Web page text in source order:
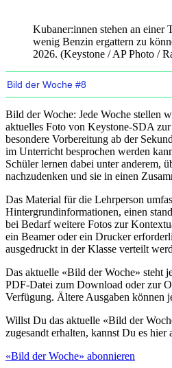
Kubaner:innen stehen an einer
wenig Benzin ergattern zu
2026. (Keystone / AP Photo /
Bild der Woche #8
Bild der Woche: Jede Woche stellen
aktuelles Foto von Keystone-SDA
besondere Vorbereitung ab der
im Unterricht besprochen werden
Schüler lernen dabei unter anderem,
nachzudenken und sie in einen
Das Material für die Lehrperson
Hintergrundinformationen, einen
bei Bedarf weitere Fotos zur
ein Beamer oder ein Drucker
ausgedruckt in der Klasse verteilt
Das aktuelle «Bild der Woche» steht
PDF-Datei zum Download oder zur
Verfügung. Ältere Ausgaben können
Willst Du das aktuelle «Bild der
zugesandt erhalten, kannst Du es hier
«Bild der Woche» abonnieren